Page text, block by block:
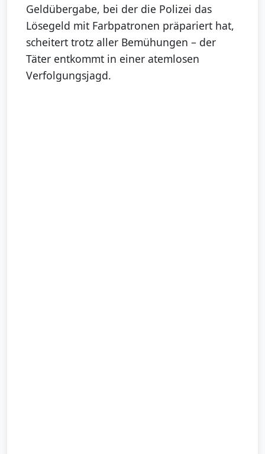
Geldübergabe, bei der die Polizei das
Lösegeld mit Farbpatronen präpariert hat,
scheitert trotz aller Bemühungen – der
Täter entkommt in einer atemlosen
Verfolgungsjagd.